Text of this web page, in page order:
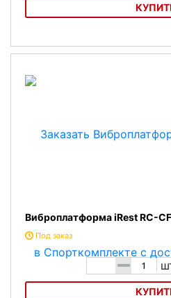
Вибромассажная платформа Ogawa
Виброплатформа iRest RC-
Под заказ
-